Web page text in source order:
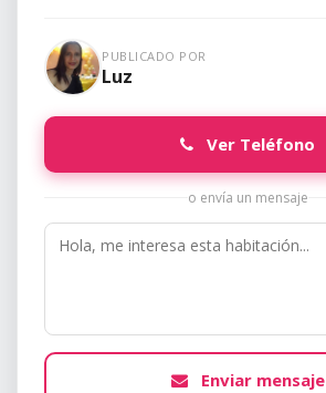
PUBLICADO POR
Luz
Ver Teléfono
o envía un mensaje
Enviar mensaje